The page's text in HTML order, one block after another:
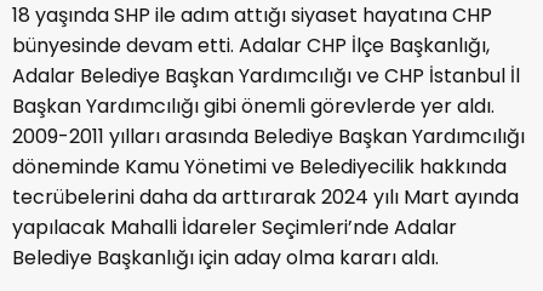
18 yaşında SHP ile adım attığı siyaset hayatına CHP
bünyesinde devam etti. Adalar CHP İlçe Başkanlığı,
Adalar Belediye Başkan Yardımcılığı ve CHP İstanbul İl
Başkan Yardımcılığı gibi önemli görevlerde yer aldı.
2009-2011 yılları arasında Belediye Başkan Yardımcılığı
döneminde Kamu Yönetimi ve Belediyecilik hakkında
tecrübelerini daha da arttırarak 2024 yılı Mart ayında
yapılacak Mahalli İdareler Seçimleri’nde Adalar
Belediye Başkanlığı için aday olma kararı aldı.